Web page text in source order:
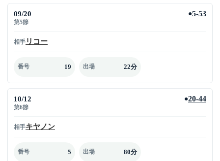
09/20
第5節
●5-53
相手 リコー
番号 19 出場 22分
10/12
第6節
●20-44
相手キヤノン
番号 5 出場 80分